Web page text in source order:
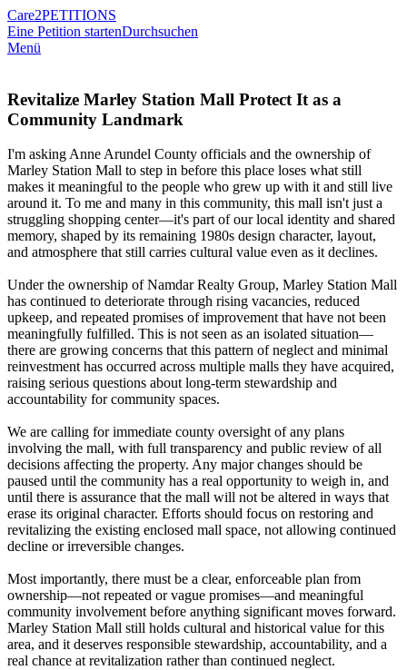
Care2PETITIONS
Eine Petition startenDurchsuchen
Menü
Revitalize Marley Station Mall Protect It as a
Community Landmark
I'm asking Anne Arundel County officials and the ownership of
Marley Station Mall to step in before this place loses what still
makes it meaningful to the people who grew up with it and still live
around it. To me and many in this community, this mall isn't just a
struggling shopping center—it's part of our local identity and shared
memory, shaped by its remaining 1980s design character, layout,
and atmosphere that still carries cultural value even as it declines.
Under the ownership of Namdar Realty Group, Marley Station Mall
has continued to deteriorate through rising vacancies, reduced
upkeep, and repeated promises of improvement that have not been
meaningfully fulfilled. This is not seen as an isolated situation—
there are growing concerns that this pattern of neglect and minimal
reinvestment has occurred across multiple malls they have acquired,
raising serious questions about long-term stewardship and
accountability for community spaces.
We are calling for immediate county oversight of any plans
involving the mall, with full transparency and public review of all
decisions affecting the property. Any major changes should be
paused until the community has a real opportunity to weigh in, and
until there is assurance that the mall will not be altered in ways that
erase its original character. Efforts should focus on restoring and
revitalizing the existing enclosed mall space, not allowing continued
decline or irreversible changes.
Most importantly, there must be a clear, enforceable plan from
ownership—not repeated or vague promises—and meaningful
community involvement before anything significant moves forward.
Marley Station Mall still holds cultural and historical value for this
area, and it deserves responsible stewardship, accountability, and a
real chance at revitalization rather than continued neglect.